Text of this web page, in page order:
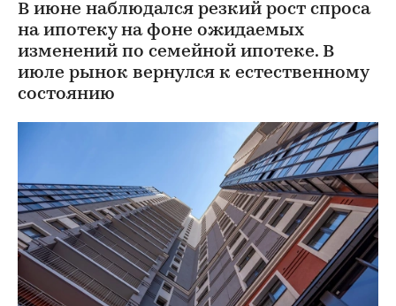
В июне наблюдался резкий рост спроса
на ипотеку на фоне ожидаемых
изменений по семейной ипотеке. В
июле рынок вернулся к естественному
состоянию